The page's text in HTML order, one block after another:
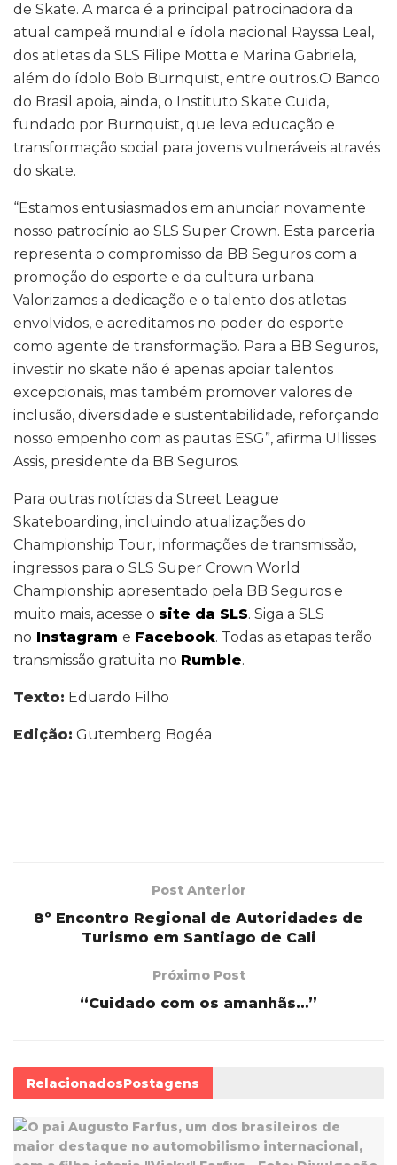
de Skate. A marca é a principal patrocinadora da
atual campeã mundial e ídola nacional Rayssa Leal,
dos atletas da SLS Filipe Motta e Marina Gabriela,
além do ídolo Bob Burnquist, entre outros.O Banco
do Brasil apoia, ainda, o Instituto Skate Cuida,
fundado por Burnquist, que leva educação e
transformação social para jovens vulneráveis através
do skate.
“Estamos entusiasmados em anunciar novamente
nosso patrocínio ao SLS Super Crown. Esta parceria
representa o compromisso da BB Seguros com a
promoção do esporte e da cultura urbana.
Valorizamos a dedicação e o talento dos atletas
envolvidos, e acreditamos no poder do esporte
como agente de transformação. Para a BB Seguros,
investir no skate não é apenas apoiar talentos
excepcionais, mas também promover valores de
inclusão, diversidade e sustentabilidade, reforçando
nosso empenho com as pautas ESG”, afirma Ullisses
Assis, presidente da BB Seguros.
Para outras notícias da Street League
Skateboarding, incluindo atualizações do
Championship Tour, informações de transmissão,
ingressos para o SLS Super Crown World
Championship apresentado pela BB Seguros e
muito mais, acesse o site da SLS. Siga a SLS
no Instagram e Facebook. Todas as etapas terão
transmissão gratuita no Rumble.
Texto: Eduardo Filho
Edição: Gutemberg Bogéa
Post Anterior
8º Encontro Regional de Autoridades de
Turismo em Santiago de Cali
Próximo Post
“Cuidado com os amanhãs…”
RelacionadosPostagens